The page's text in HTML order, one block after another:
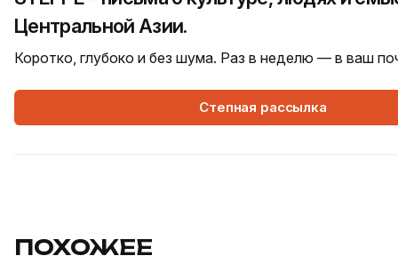
Центральной Азии.
Коротко, глубоко и без шума. Раз в неделю — в ваш
Степная рассылка
ПОХОЖЕЕ